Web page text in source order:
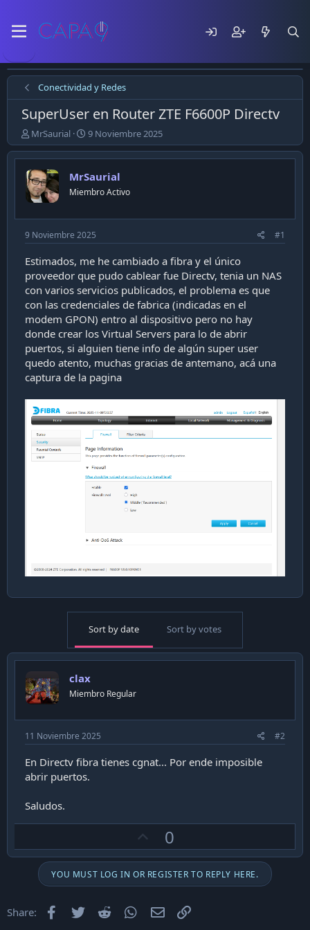
Conectividad y Redes
SuperUser en Router ZTE F6600P Directv
E
m
p
e
z
ó
l
t
e
m
MrSaurial
F
e
c
a
d
p
u
b
l
c
a
c
i
ó
n
9 Noviembre 2025
MrSaurial
Miembro Activo
9 Noviembre 2025 #1
Estimados, me he cambiado a fibra y el único
proveedor que pudo cablear fue Directv, tenia un NAS
con varios servicios publicados, el problema es que
con las credenciales de fabrica (indicadas en el
modem GPON) entro al dispositivo pero no hay
donde crear los Virtual Servers para lo de abrir
puertos, si alguien tiene info de algún super user
quedo atento, muchas gracias de antemano, acá una
captura de la pagina
Sort by date Sort by votes
clax
Miembro Regular
11 Noviembre 2025 #2
En Directv fibra tienes cgnat... Por ende imposible
abrir puertos.
Saludos.
p
v
o
t
e
0
YOU MUST LOG IN OR REGISTER TO REPLY HERE.
Share: Facebook
Twitter Reddit WhatsApp
Email